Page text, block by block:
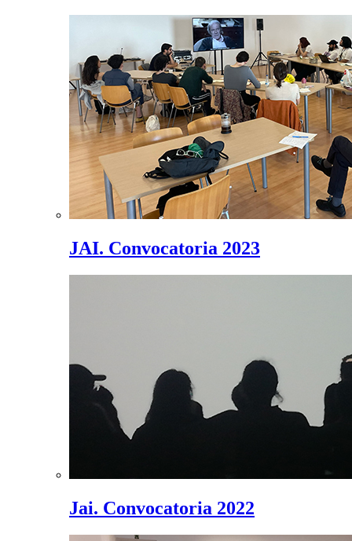
JAI. Convocatoria 2023
Jai. Convocatoria 2022